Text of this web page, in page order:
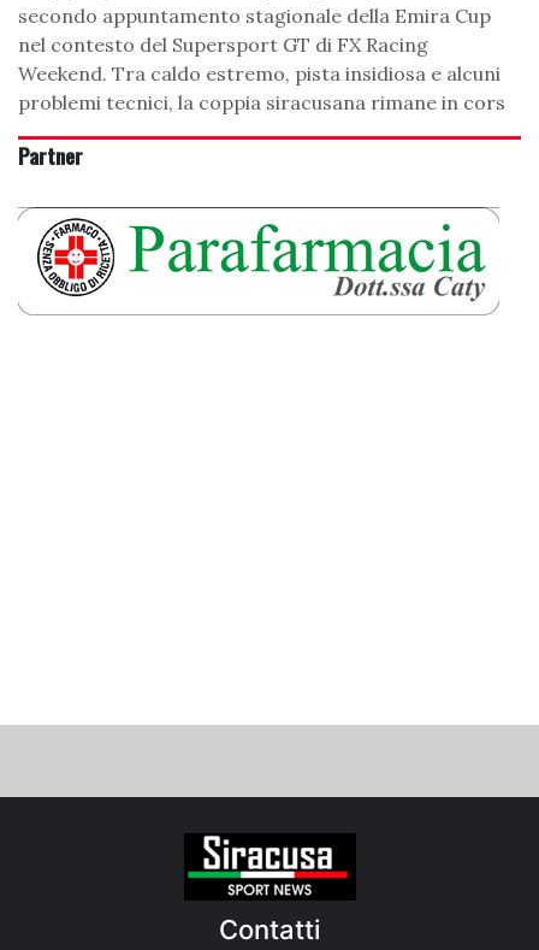
secondo appuntamento stagionale della Emira Cup
nel contesto del Supersport GT di FX Racing
Weekend. Tra caldo estremo, pista insidiosa e alcuni
problemi tecnici, la coppia siracusana rimane in cors
Partner
Contatti